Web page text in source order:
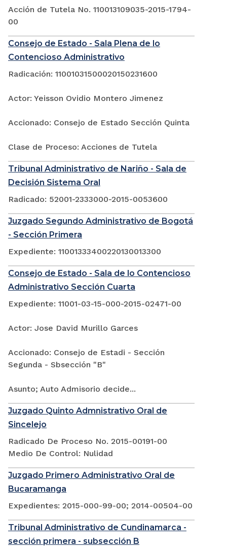
Acción de Tutela No. 110013109035-2015-1794-
00
Consejo de Estado - Sala Plena de lo
Contencioso Administrativo
Radicación: 11001031500020150231600
Actor: Yeisson Ovidio Montero Jimenez
Accionado: Consejo de Estado Sección Quinta
Clase de Proceso: Acciones de Tutela
Tribunal Administrativo de Nariño - Sala de
Decisión Sistema Oral
Radicado: 52001-2333000-2015-0053600
Juzgado Segundo Administrativo de Bogotá
- Sección Primera
Expediente: 11001333400220130013300
Consejo de Estado - Sala de lo Contencioso
Administrativo Sección Cuarta
Expediente: 11001-03-15-000-2015-02471-00
Actor: Jose David Murillo Garces
Accionado: Consejo de Estadi - Sección
Segunda - Sbsección "B"
Asunto; Auto Admisorio decide...
Juzgado Quinto Admnistrativo Oral de
Sincelejo
Radicado De Proceso No. 2015-00191-00
Medio De Control: Nulidad
Juzgado Primero Administrativo Oral de
Bucaramanga
Expedientes: 2015-000-99-00; 2014-00504-00
Tribunal Administrativo de Cundinamarca -
sección primera - subsección B